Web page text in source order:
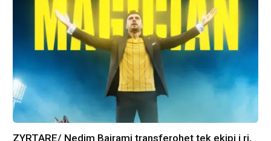
ZYRTARE/ Nedim Bajrami transferohet tek ekipi i ri,